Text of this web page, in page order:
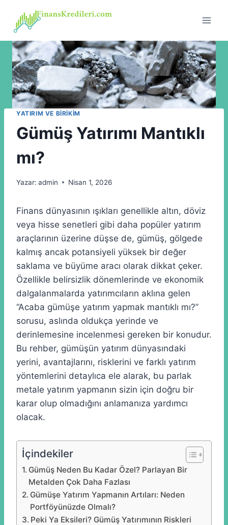
content
YATIRIM VE BIRIKIM
Gümüş Yatırımı Mantıklı
mı?
Yazar: admin Nisan 1, 2026
Finans dünyasının ışıkları genellikle altın, döviz
veya hisse senetleri gibi daha popüler yatırım
araçlarının üzerine düşse de, gümüş, gölgede
kalmış ancak potansiyeli yüksek bir değer
saklama ve büyüme aracı olarak dikkat çeker.
Özellikle belirsizlik dönemlerinde ve ekonomik
dalgalanmalarda yatırımcıların aklına gelen
“Acaba gümüşe yatırım yapmak mantıklı mı?”
sorusu, aslında oldukça yerinde ve
derinlemesine incelenmesi gereken bir konudur.
Bu rehber, gümüşün yatırım dünyasındaki
yerini, avantajlarını, risklerini ve farklı yatırım
yöntemlerini detaylıca ele alarak, bu parlak
metale yatırım yapmanın sizin için doğru bir
karar olup olmadığını anlamanıza yardımcı
olacak.
İçindekiler
Gümüş Neden Bu Kadar Özel? Parlayan Bir
Metalden Çok Daha Fazlası
Gümüşe Yatırım Yapmanın Artıları: Neden
Portföyünüzde Olmalı?
Peki Ya Eksileri? Gümüş Yatırımının Riskleri